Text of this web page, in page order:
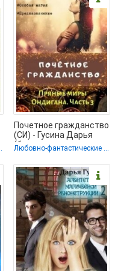
романы
Почетное гражданство
(СИ) - Гусина Дарья
(бесплатные серии
книг txt) 📗
Любовно-фантастические романы